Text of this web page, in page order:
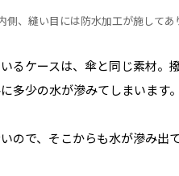
側、縫い目には防水加工が施してあ
るケースは、傘と同じ素材。
多少の水が滲みてしまいます。
ので、そこからも水が滲み出